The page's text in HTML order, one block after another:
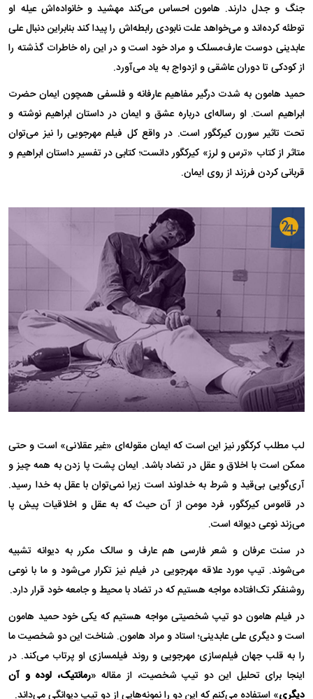
جنگ و جدل دارند. هامون احساس می‌کند مهشید و خانواده‌اش عیله او
توطئه کرده‌اند و می‌خواهد علت نابودی رابطه‌اش را پیدا کند بنابراین دنبال علی
عابدینی دوست عارف‌مسلک و مراد خود است و در این راه خاطرات گذشته را
از کودکی تا دوران عاشقی و ازدواج به یاد می‌آورد.
حمید هامون به شدت درگیر مفاهیم عارفانه و فلسفی همچون ایمان حضرت
ابراهیم است. او رساله‌ای درباره عشق و ایمان در داستان ابراهیم نوشته و
تحت تاثیر سورن کیرکگور است. در واقع کل فیلم مهرجویی را نیز می‌توان
متاثر از کتاب «ترس و لرز» کیرکگور دانست؛ کتابی در تفسیر داستان ابراهیم و
قربانی کردن فرزند از روی ایمان.
لب مطلب کرکگور نیز این است که ایمان مقوله‌ای «غیر عقلانی» است و حتی
ممکن است با اخلاق و عقل در تضاد باشد. ایمان پشت پا زدن به همه چیز و
آری‌گویی بی‌قید و شرط به خداوند است زیرا نمی‌توان با عقل به خدا رسید.
در قاموس کیرکگور، فرد مومن از آن حیث که به عقل و اخلاقیات پیش پا
می‌زند نوعی دیوانه است.
در سنت عرفان و شعر فارسی هم عارف و سالک مکرر به دیوانه تشبیه
می‌شوند. تیپ مورد علاقه مهرجویی در فیلم نیز تکرار می‌شود و ما با نوعی
روشنفکر تک‌افتاده مواجه هستیم که در تضاد با محیط و جامعه خود قرار دارد.
در فیلم هامون دو تیپ شخصیتی مواجه هستیم که یکی خود حمید هامون
است و دیگری علی عابدینی؛ استاد و مراد هامون. شناخت این دو شخصیت ما
را به قلب جهان فیلم‌سازی مهرجویی و روند فیلمسازی او پرتاب می‌کند. در
اینجا برای تحلیل این دو تیپ شخصیت، از مقاله «رمانتیک، لوده و آن
دیگری» استفاده می‌کنم که این دو را نمونه‌هایی از دو تیپ دیوانگی می‌داند.